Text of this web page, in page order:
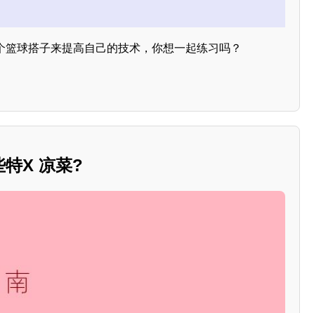
篮球搭子来提高自己的技术，你想一起练习吗？
特X 凉菜?